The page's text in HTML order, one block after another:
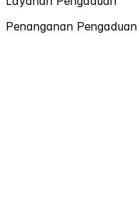
Penanganan Pengaduan